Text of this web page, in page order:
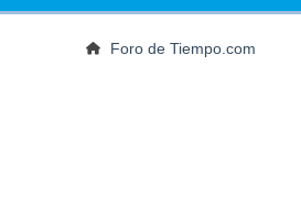
Foro de Tiempo.com